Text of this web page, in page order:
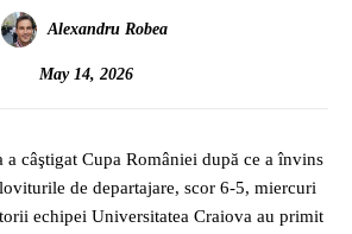
Alexandru Robea
May 14, 2026
a câştigat Cupa României după ce a învins
de departajare, scor 6-5, miercuri
echipei Universitatea Craiova au primit